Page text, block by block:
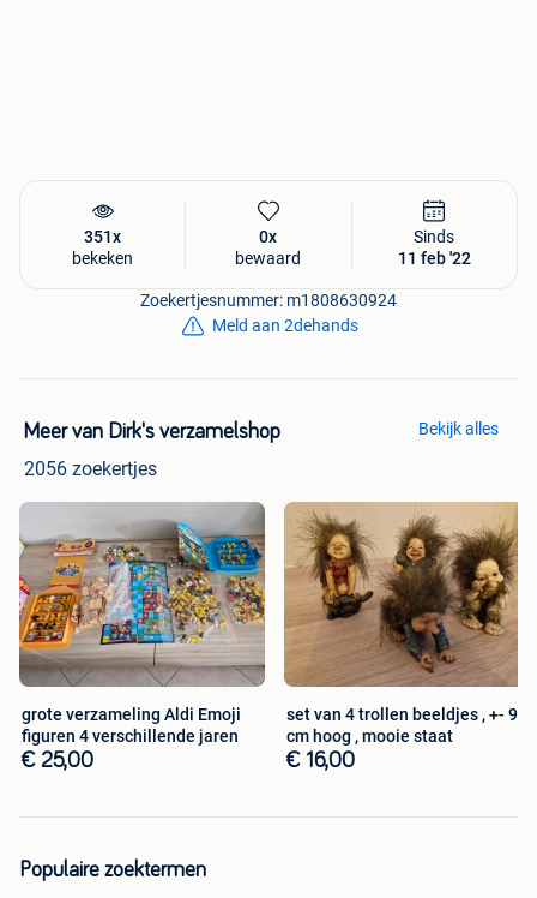
351x
bekeken
0x
bewaard
Sinds
11 feb '22
Zoekertjesnummer: m1808630924
Meld aan 2dehands
Meer van Dirk's verzamelshop
2056 zoekertjes
Bekijk alles
grote verzameling Aldi Emoji
figuren 4 verschillende jaren
€ 25,00
set van 4 trollen beeldjes , +- 9
cm hoog , mooie staat
€ 16,00
Populaire zoektermen